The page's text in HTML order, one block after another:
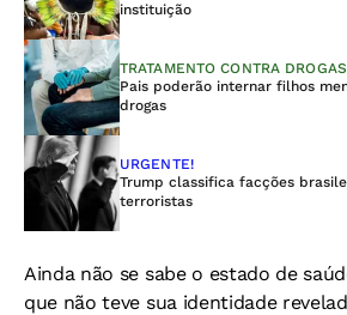
instituição
TRATAMENTO CONTRA DROGAS
Pais poderão internar filhos
drogas
URGENTE!
Trump classifica facções
terroristas
Ainda não se sabe o estado de
que não teve sua identidade